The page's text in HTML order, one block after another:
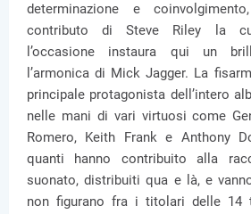
determinazione e
contributo di Steve Riley la
l’occasione instaura qui un
l’armonica di Mick Jagger. La
principale protagonista dell’intero
nelle mani di vari virtuosi come
Romero, Keith Frank e Anthony
quanti hanno contribuito alla
suonato, distribuiti qua e là, e
non figurano fra i titolari delle 14